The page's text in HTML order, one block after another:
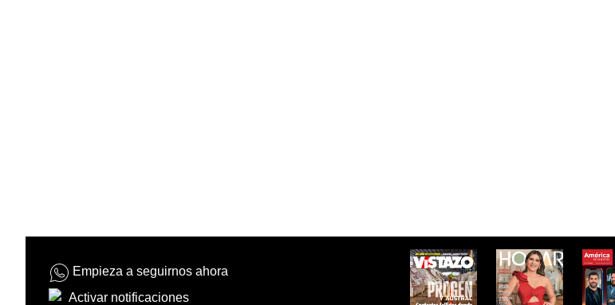
Empieza a seguirnos ahora
Activar notificaciones